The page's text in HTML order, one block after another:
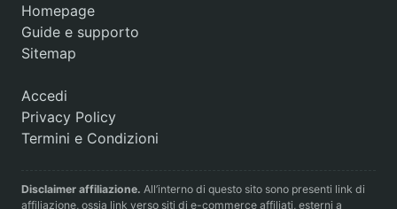
Homepage
Guide e supporto
Sitemap
Accedi
Privacy Policy
Termini e Condizioni